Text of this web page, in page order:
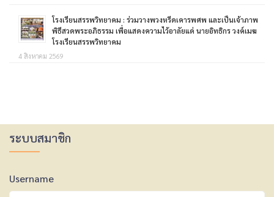
โรงเรียนสรรพวิทยาคม : ร่วมวางพวงหรีดเคารพศพ และเป็นเจ้าภาพ
พิธีสวดพระอภิธรรม เพื่อแสดงความไว้อาลัยแด่ นายอิทธิกร วงค์เมฆ
โรงเรียนสรรพวิทยาคม
4 สิงหาคม 2569
ระบบสมาชิก
Username